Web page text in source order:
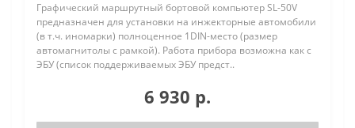
Графический маршрутный бортовой компьютер SL-50V
предназначен для установки на инжекторные автомобили
(в т.ч. иномарки) полноценное 1DIN-место (размер
автомагнитолы с рамкой). Работа прибора возможна как с
ЭБУ (список поддерживаемых ЭБУ предст..
6 930 р.